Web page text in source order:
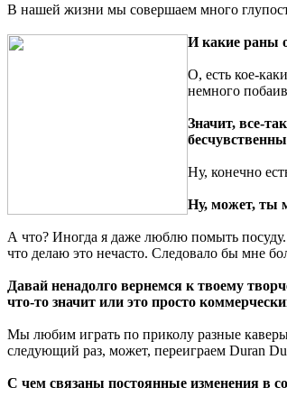
В нашей жизни мы совершаем много
И какие раны
О, есть кое-
немного
Значит, все-
Ну, конечно
Ну, может, ты
А что? Иногда я даже люблю помыть
что делаю это нечасто. Следовало бы мне
Давай ненадолго вернемся к твоему
что-то значит или это просто
Мы любим играть по приколу разные
следующий раз, может, переиграем Duran
С чем связаны постоянные изменения в